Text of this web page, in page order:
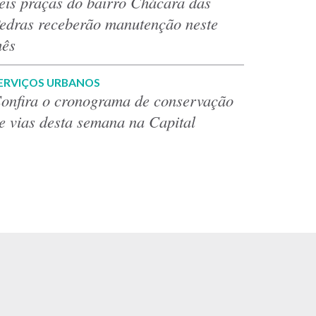
receberão manutenção neste
URBANOS
o cronograma de conservação
vias desta semana na Capital